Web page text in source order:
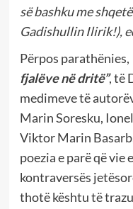
së bashku me
Gadishullin Ilirik!),
Përpos parathënies,
fjalëve në dritë”, të
medimeve të
Marin Soresku,
Viktor Marin
poezia e parë që vie
kontraversës
thotë kështu të